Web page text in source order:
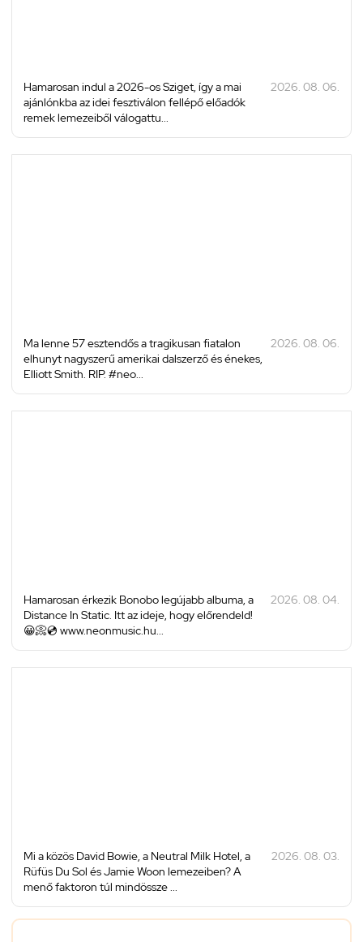
Hamarosan indul a 2026-os Sziget, így a mai
ajánlónkba az idei fesztiválon fellépő előadók
remek lemezeiből válogattu...
2026. 08. 06.
Ma lenne 57 esztendős a tragikusan fiatalon
elhunyt nagyszerű amerikai dalszerző és énekes,
Elliott Smith. RIP. #neo...
2026. 08. 06.
Hamarosan érkezik Bonobo legújabb albuma, a
Distance In Static. Itt az ideje, hogy előrendeld!
😀📀💿 www.neonmusic.hu...
2026. 08. 04.
Mi a közös David Bowie, a Neutral Milk Hotel, a
Rüfüs Du Sol és Jamie Woon lemezeiben? A
menő faktoron túl mindössze ...
2026. 08. 03.